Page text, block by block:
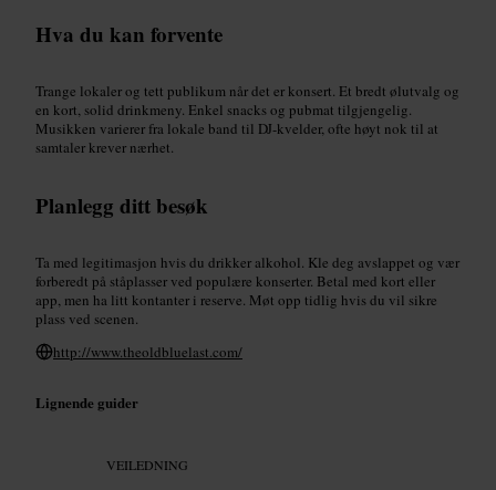
Hva du kan forvente
Trange lokaler og tett publikum når det er konsert. Et bredt ølutvalg og
en kort, solid drinkmeny. Enkel snacks og pubmat tilgjengelig.
Musikken varierer fra lokale band til DJ-kvelder, ofte høyt nok til at
samtaler krever nærhet.
Planlegg ditt besøk
Ta med legitimasjon hvis du drikker alkohol. Kle deg avslappet og vær
forberedt på ståplasser ved populære konserter. Betal med kort eller
app, men ha litt kontanter i reserve. Møt opp tidlig hvis du vil sikre
plass ved scenen.
http://www.theoldbluelast.com/
Lignende guider
VEILEDNING